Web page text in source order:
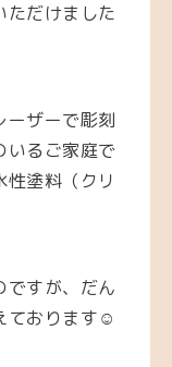
ただけました
ーザーで彫刻
いるご家庭で
塗料（クリ
ですが、だん
ております☺️